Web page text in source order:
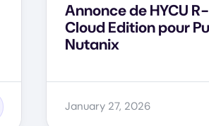
Annonce de HYCU
Cloud Edition pour
Nutanix
January 27, 2026